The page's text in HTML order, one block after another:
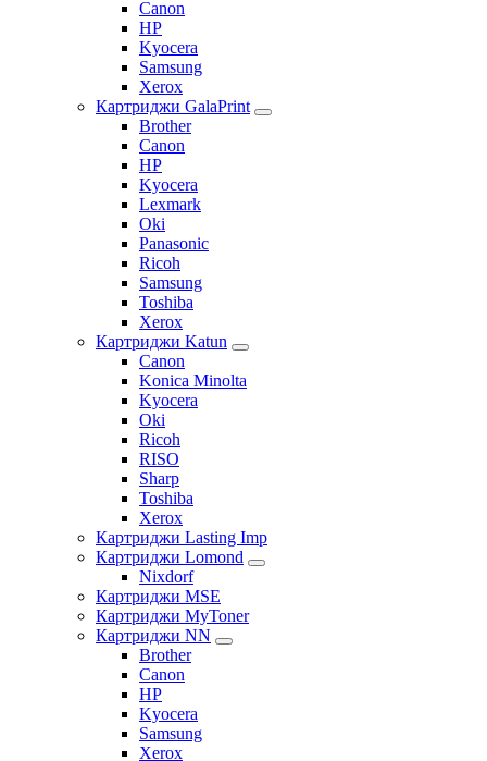
Canon
HP
Kyocera
Samsung
Xerox
Картриджи GalaPrint
Brother
Canon
HP
Kyocera
Lexmark
Oki
Panasonic
Ricoh
Samsung
Toshiba
Xerox
Картриджи Katun
Canon
Konica Minolta
Kyocera
Oki
Ricoh
RISO
Sharp
Toshiba
Xerox
Картриджи Lasting Imp
Картриджи Lomond
Nixdorf
Картриджи MSE
Картриджи MyToner
Картриджи NN
Brother
Canon
HP
Kyocera
Samsung
Xerox